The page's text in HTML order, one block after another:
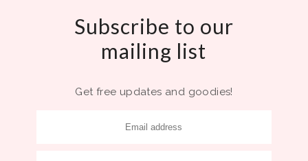
Subscribe to our
mailing list
Get free updates and goodies!